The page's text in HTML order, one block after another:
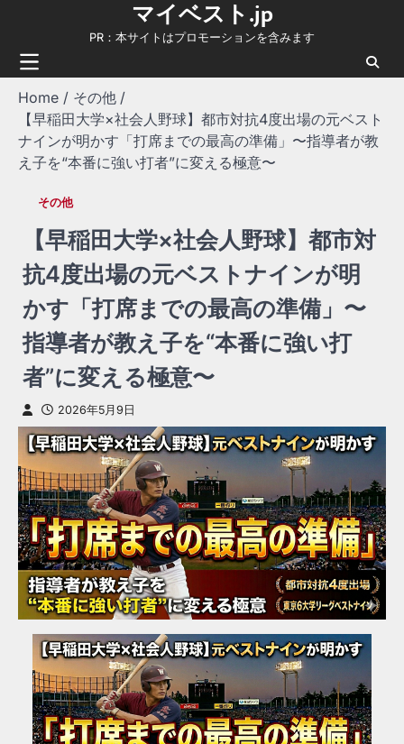
content
マイベスト.jp
PR：本サイトはプロモーションを含みます
Home
その他
​【早稲田大学×社会人野球】都市対抗4度出場の元ベスト
ナインが明かす「打席までの最高の準備」〜指導者が教
え子を“本番に強い打者”に変える極意〜
その他
​【早稲田大学×社会人野球】都市対
抗4度出場の元ベストナインが明
かす「打席までの最高の準備」〜
指導者が教え子を“本番に強い打
者”に変える極意〜
2026年5月9日